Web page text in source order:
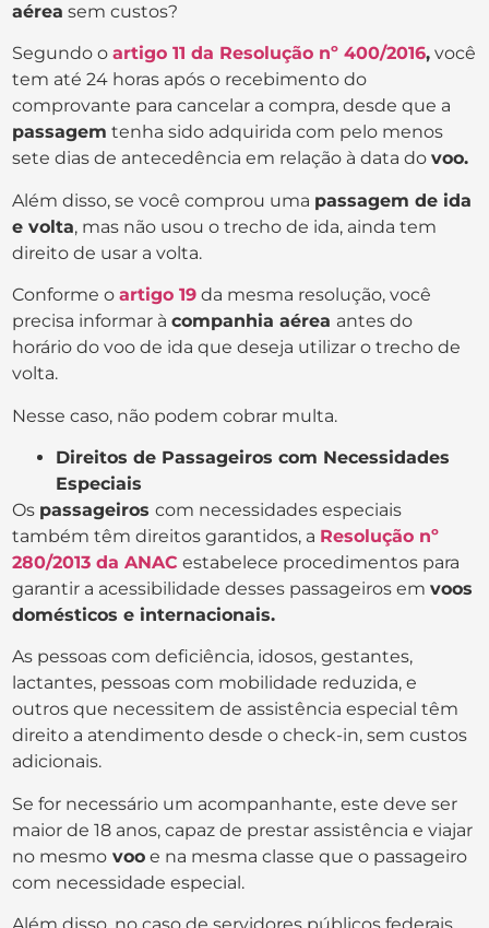
aérea sem custos?
Segundo oartigo 11 da Resolução nº 400/2016, você
tem até 24 horas após o recebimento do
comprovante para cancelar a compra, desde que a
passagem tenha sido adquirida com pelo menos
sete dias de antecedência em relação à data dovoo.
Além disso, se você comprou uma passagem de ida
e volta, mas não usou o trecho de ida, ainda tem
direito de usar a volta.
Conforme oartigo 19 da mesma resolução, você
precisa informar àcompanhia aérea antes do
horário do voo de ida que deseja utilizar o trecho de
volta.
Nesse caso, não podem cobrar multa.
Direitos de Passageiros com Necessidades
Especiais
Os passageiroscom necessidades especiais
também têm direitos garantidos, a Resolução nº
280/2013 da ANAC estabelece procedimentos para
garantir a acessibilidade desses passageiros emvoos
domésticos e internacionais.
As pessoas com deficiência, idosos, gestantes,
lactantes, pessoas com mobilidade reduzida, e
outros que necessitem de assistência especial têm
direito a atendimento desde o check-in, sem custos
adicionais.
Se for necessário um acompanhante, este deve ser
maior de 18 anos, capaz de prestar assistência e viajar
no mesmo voo e na mesma classe que o passageiro
com necessidade especial.